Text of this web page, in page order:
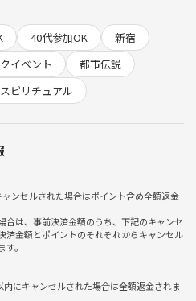
映された実績があります！
があるかもしれませんが、皆さんの
絶対にありませんのでご安心くださ
前にご本人に確認し、OKをいただい
のでご安心のうえご参加下さい！
ョー」
した！
40代参加OK
新宿
イベント
都市伝説
スピリチュアル
ンセルされた場合はポイント含め全額返金
合は、事前決済金額のうち、下記のキャンセ
済金額とポイントのそれぞれからキャンセル
。
内にキャンセルされた場合は全額返金されま